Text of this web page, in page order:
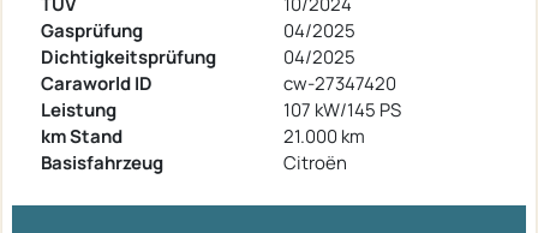
Gasprüfung
04/2025
Dichtigkeitsprüfung
04/2025
Caraworld ID
cw-27347420
Leistung
107 kW/145 PS
km Stand
21.000 km
Basisfahrzeug
Citroën